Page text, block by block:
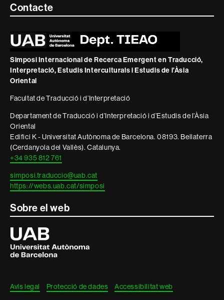
Contacte
informació
legal
Contacte
Simposi Internacional de Recerca Emergent en Traducció,
Interpretació, Estudis Interculturals i Estudis de l’Àsia
Oriental
Facultat de Traducció i d’Interpretació
Departament de Traducció i d’Interpretació i d’Estudis de l’Àsia
Oriental
Edifici K - Universitat Autònoma de Barcelona. 08193. Bellaterra
(Cerdanyola del Vallès). Catalunya.
+34 935 812 761
simposi.traduccio@uab.cat
https://webs.uab.cat/simposi
Sobre el web
Universitat
Autònoma
de
Barcelona
Avís legal Protecció de dades Accessibilitat web